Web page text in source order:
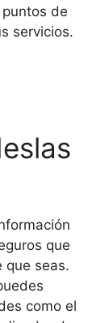
de
servicios.
que
que seas.
como el